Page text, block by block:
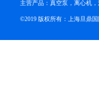
主营产品：真空泵，离心机
©2019 版权所有：上海旦鼎